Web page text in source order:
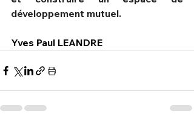
développement mutuel.
Yves Paul LEANDRE